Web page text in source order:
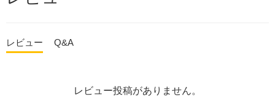
レビュー Q&A
レビュー投稿がありません。